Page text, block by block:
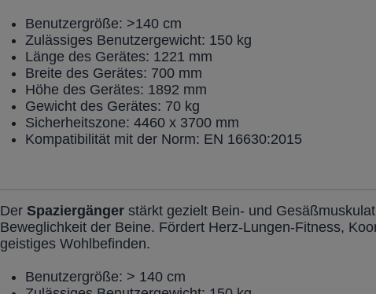
Benutzergröße: >140 cm
Zulässiges Benutzergewicht: 150 kg
Länge des Gerätes: 1221 mm
Breite des Gerätes: 700 mm
Höhe des Gerätes: 1892 mm
Gewicht des Gerätes: 70 kg
Sicherheitszone: 4460 x 3700 mm
Kompatibilität mit der Norm: EN 16630:2015
Der Spaziergänger stärkt gezielt Bein- und
Beweglichkeit der Beine. Fördert Herz-Lungen-Fitness,
geistiges Wohlbefinden.
Benutzergröße: > 140 cm